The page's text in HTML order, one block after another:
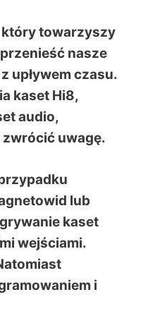
który towarzyszy
nasze
upływem czasu.
kaset Hi8,
audio,
zwrócić uwagę.
lub
kaset
wejściami.
i